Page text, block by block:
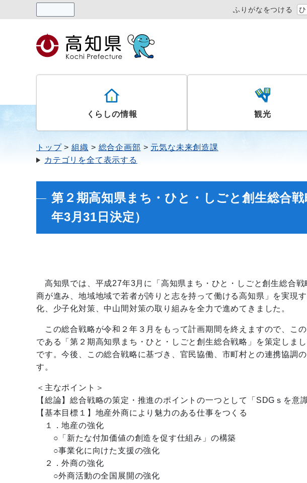
ふりがなをつける
くらしの情報 観光
トップ 組織 総合企画部
元気な未来創造課
カテゴリを全て表示する
第２期高知県まち・ひと・しごと創生総合
年3月31日決定）
高知県では、平成27年3月に「高知県まち・ひと・しごと創生総合
商が進み、地域地域で若者が誇りと志を持って働ける高知県」を実現
化、少子化対策、中山間対策の取り組みを全力で進めてきました。
この総合戦略が令和２年３月をもって計画期間を終えますので、こ
である「第２期高知県まち・ひと・しごと創生総合戦略」を策定しま
です。今後、この総合戦略に基づき、官民協働、市町村との連携協調
す。
＜主なポイント＞
【総論】総合戦略の策定・推進のポイントの一つとして「SDGｓを意
【基本目標１】地産外商により魅力のある仕事をつくる
１．地産の強化
○「新たな付加価値の創造を促す仕組み」の構築
○事業化に向けた支援の強化
２．外商の強化
○外商活動の全国展開の強化